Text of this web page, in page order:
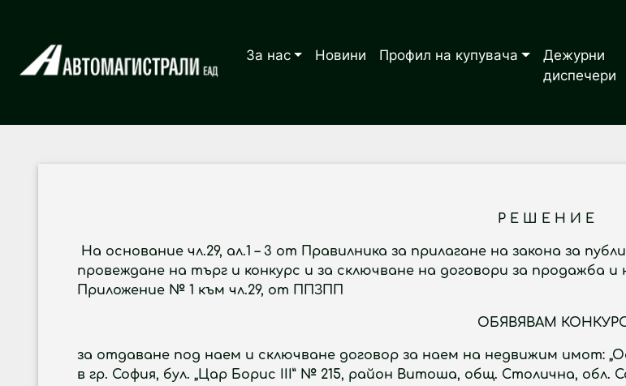
За нас Новини Профил на купувача
Дежурни
диспечери
Р Е Ш Е Н И Е
На основание чл.29, ал.1 – 3 от Правилника за прилагане на закона за
провеждане на търг и конкурс и за сключване на договори за продажба
Приложение № 1 към чл.29, от ППЗПП
ОБЯВЯВАМ
за отдаване под наем и сключване договор за наем на недвижим имот:
в гр. София, бул. „Цар Борис III” № 215, район Витоша, общ. Столична, обл.